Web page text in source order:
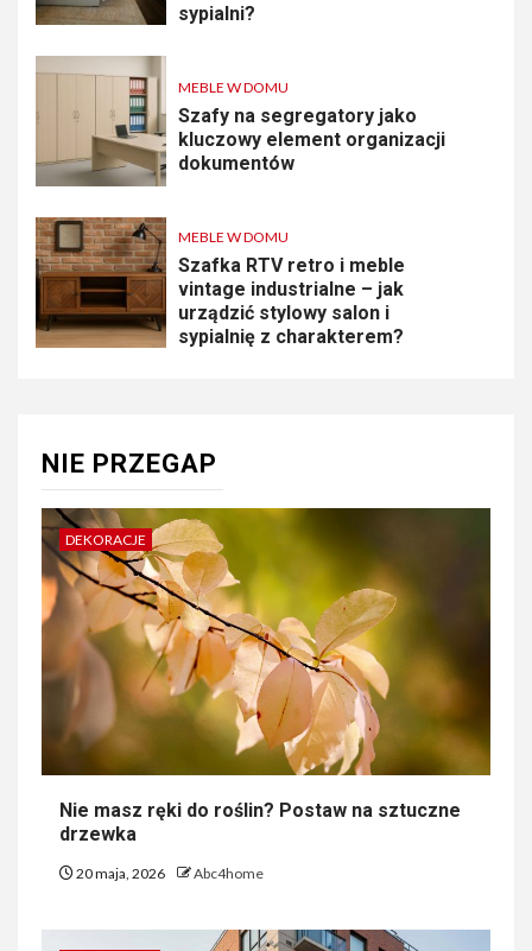
sypialni?
MEBLE W DOMU
Szafy na segregatory jako
kluczowy element organizacji
dokumentów
MEBLE W DOMU
Szafka RTV retro i meble
vintage industrialne – jak
urządzić stylowy salon i
sypialnię z charakterem?
NIE PRZEGAP
DEKORACJE
Nie masz ręki do roślin? Postaw na sztuczne
drzewka
20 maja, 2026 Abc4home